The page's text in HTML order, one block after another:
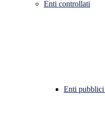
Enti controllati
Enti